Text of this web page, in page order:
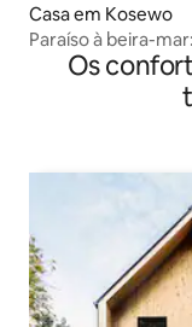
Casa em Kosewo
Paraíso à beira-
Os